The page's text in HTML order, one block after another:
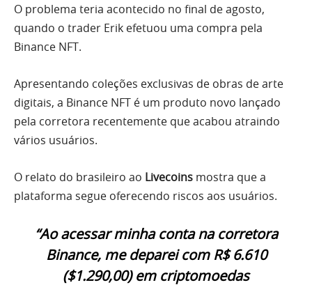
O problema teria acontecido no final de agosto,
quando o trader Erik efetuou uma compra pela
Binance NFT.
Apresentando coleções exclusivas de obras de arte
digitais, a Binance NFT é um produto novo lançado
pela corretora recentemente que acabou atraindo
vários usuários.
O relato do brasileiro ao Livecoins mostra que a
plataforma segue oferecendo riscos aos usuários.
“Ao acessar minha conta na corretora
Binance, me deparei com R$ 6.610
($1.290,00) em criptomoedas